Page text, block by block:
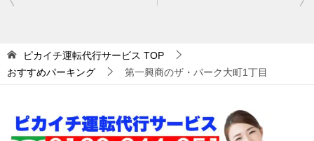
ビ
ゲ
シ
ピカイチ運転代行サービス TOP
おすすめパーキング
第一興商のザ・パーク大町1丁目